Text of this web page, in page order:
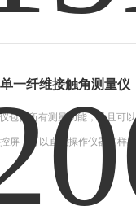
一纤维接触角测量仪
包含所有测量功能，并且可
屏，可以直接操作仪器的样